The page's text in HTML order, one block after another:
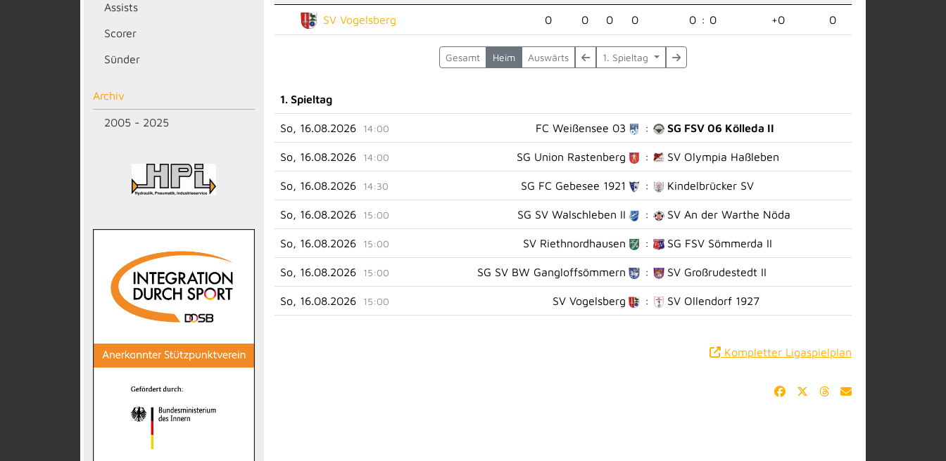
Assists
Scorer
Sünder
Archiv
2005 - 2025
SV Vogelsberg 0 0 0 0 0 : 0 +0 0
Gesamt Heim Auswärts 1. Spieltag
1. Spieltag
So, 16.08.2026 14:00 FC Weißensee 03 : SG FSV 06 Kölleda II
So, 16.08.2026 14:00 SG Union Rastenberg : SV Olympia Haßleben
So, 16.08.2026 14:30 SG FC Gebesee 1921 : Kindelbrücker SV
So, 16.08.2026 15:00 SG SV Walschleben II : SV An der Warthe Nöda
So, 16.08.2026 15:00 SV Riethnordhausen : SG FSV Sömmerda II
So, 16.08.2026 15:00 SG SV BW Gangloffsömmern : SV Großrudestedt II
So, 16.08.2026 15:00 SV Vogelsberg : SV Ollendorf 1927
Kompletter Ligaspielplan